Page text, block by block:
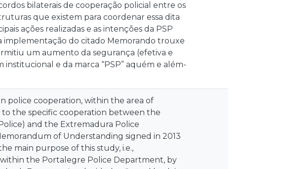
bilaterais de cooperação policial entre os
que existem para coordenar essa dita
ações realizadas e as intenções da PSP
implementação do citado Memorando trouxe
um aumento da segurança (efetiva e
e da marca “PSP” aquém e além-
police cooperation, within the area of
the specific cooperation between the
and the Extremadura Police
of Understanding signed in 2013
main purpose of this study, i.e.,
the Portalegre Police Department, by